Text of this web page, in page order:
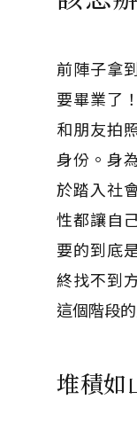
前陣子拿
要畢業了
和朋友拍
身份。身
於踏入社
性都讓自
要的到底
終找不到
這個階段
堆積如